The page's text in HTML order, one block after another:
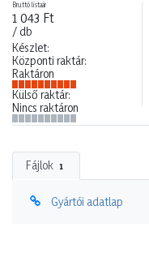
Bruttó listaár
1 043 Ft
/ db
Készlet:
Központi raktár:
Raktáron
Külső raktár:
Nincs raktáron
Fájlok 1
Gyártói adatlap